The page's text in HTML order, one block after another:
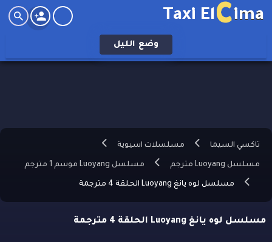
Taxi ElCima
وضع الليل
تاكسي السيما مسلسلات اسيوية
مسلسل Luoyang مترجم مسلسل Luoyang موسم 1 مترجم
مسلسل لوه يانغ Luoyang الحلقة 4 مترجمة
مسلسل لوه يانغ Luoyang الحلقة 4 مترجمة